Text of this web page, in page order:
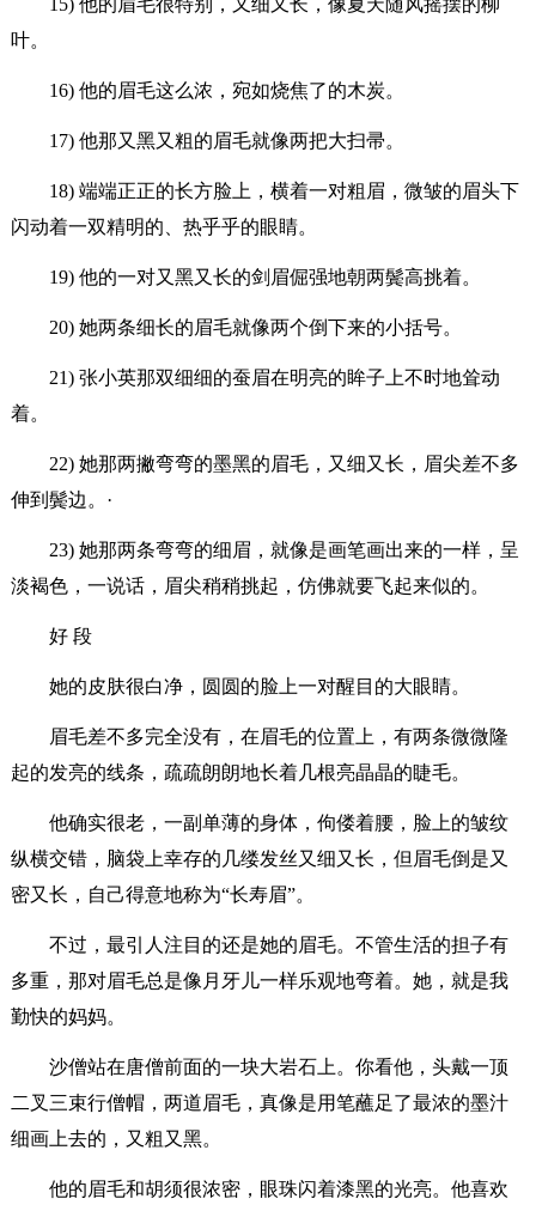
15) 他的眉毛很特别，又细又长，像夏天随风摇摆的柳
叶。
16) 他的眉毛这么浓，宛如烧焦了的木炭。
17) 他那又黑又粗的眉毛就像两把大扫帚。
18) 端端正正的长方脸上，横着一对粗眉，微皱的眉头下
闪动着一双精明的、热乎乎的眼睛。
19) 他的一对又黑又长的剑眉倔强地朝两鬓高挑着。
20) 她两条细长的眉毛就像两个倒下来的小括号。
21) 张小英那双细细的蚕眉在明亮的眸子上不时地耸动
着。
22) 她那两撇弯弯的墨黑的眉毛，又细又长，眉尖差不多
伸到鬓边。·
23) 她那两条弯弯的细眉，就像是画笔画出来的一样，呈
淡褐色，一说话，眉尖稍稍挑起，仿佛就要飞起来似的。
好 段
她的皮肤很白净，圆圆的脸上一对醒目的大眼睛。
眉毛差不多完全没有，在眉毛的位置上，有两条微微隆
起的发亮的线条，疏疏朗朗地长着几根亮晶晶的睫毛。
他确实很老，一副单薄的身体，佝偻着腰，脸上的皱纹
纵横交错，脑袋上幸存的几缕发丝又细又长，但眉毛倒是又
密又长，自己得意地称为“长寿眉”。
不过，最引人注目的还是她的眉毛。不管生活的担子有
多重，那对眉毛总是像月牙儿一样乐观地弯着。她，就是我
勤快的妈妈。
沙僧站在唐僧前面的一块大岩石上。你看他，头戴一顶
二叉三束行僧帽，两道眉毛，真像是用笔蘸足了最浓的墨汁
细画上去的，又粗又黑。
他的眉毛和胡须很浓密，眼珠闪着漆黑的光亮。他喜欢